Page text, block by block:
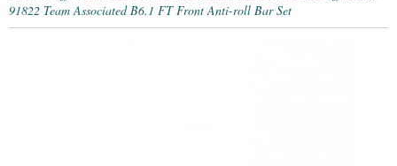
91822 Team Associated B6.1 FT Front Anti-roll Bar Set